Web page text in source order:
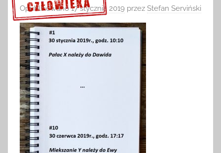
Sprawdź szczegóły >>>
Opublikowano17 stycznia 2019 przez Stefan Serviński